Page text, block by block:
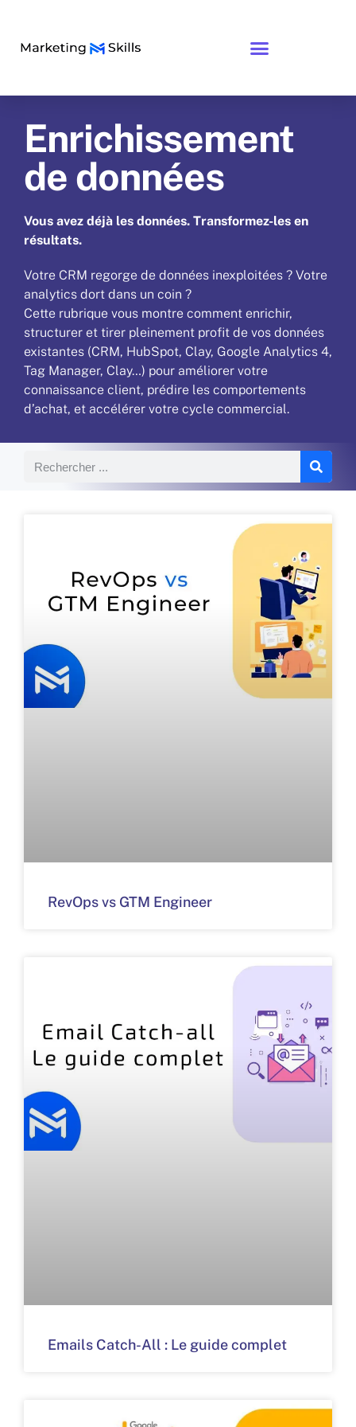
Enrichissement
de données
Vous avez déjà les données. Transformez-les en
résultats.
Votre CRM regorge de données inexploitées ? Votre
analytics dort dans un coin ?
Cette rubrique vous montre comment enrichir,
structurer et tirer pleinement profit de vos données
existantes (CRM, HubSpot, Clay, Google Analytics 4,
Tag Manager, Clay…) pour améliorer votre
connaissance client, prédire les comportements
d’achat, et accélérer votre cycle commercial.
RevOps vs GTM Engineer
Emails Catch-All : Le guide complet